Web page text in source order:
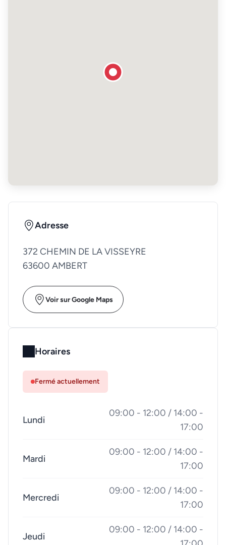
Adresse
372 CHEMIN DE LA VISSEYRE
63600 AMBERT
Voir sur Google Maps
Horaires
Fermé actuellement
Lundi
09:00 - 12:00 / 14:00 -
17:00
Mardi
09:00 - 12:00 / 14:00 -
17:00
Mercredi
09:00 - 12:00 / 14:00 -
17:00
Jeudi
09:00 - 12:00 / 14:00 -